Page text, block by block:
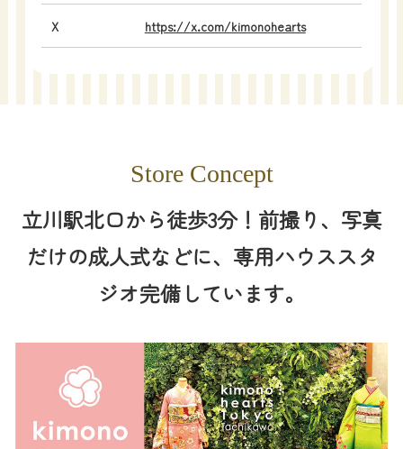
X https://x.com/kimonohearts
Store Concept
立川駅北口から徒歩3分！前撮り、写真
だけの成人式などに、専用ハウススタ
ジオ完備しています。